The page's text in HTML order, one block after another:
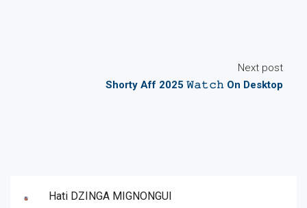
Next post
Shorty Aff 2025 𝚆𝚊𝚝𝚌𝚑 On Desktop
Hati DZINGA MIGNONGUI